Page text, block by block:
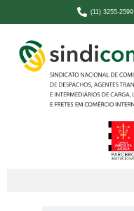
(11) 3255-2599